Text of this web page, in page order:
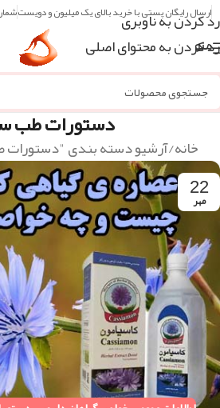
رد کردن به ناوبری
رد کردن به محتوای اصلی
ارسال رایگان پستی با خرید بالای یک میلیون و دویستشماره
منو
دستورات طب
خانه/آرشیو دسته بندی
22
مهر